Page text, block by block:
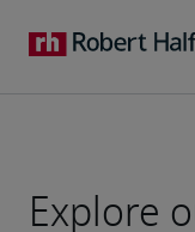
Explore